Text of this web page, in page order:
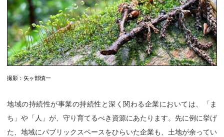
撮影：矢ヶ部慎一
地域の持続性が事業の持続性と深く関わる企業においては、「ま
ち」や「人」が、守り育てるべき資源にあたります。先に例に挙げ
た、地域にパブリックスペースをひらいた企業も、土地が余ってい